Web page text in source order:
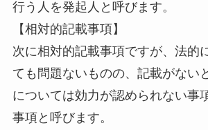
行う人を発起人と呼びます。
【相対的記載事項】
次に相対的記載事項ですが、法的
ても問題ないものの、記載がない
については効力が認められない事
事項と呼びます。